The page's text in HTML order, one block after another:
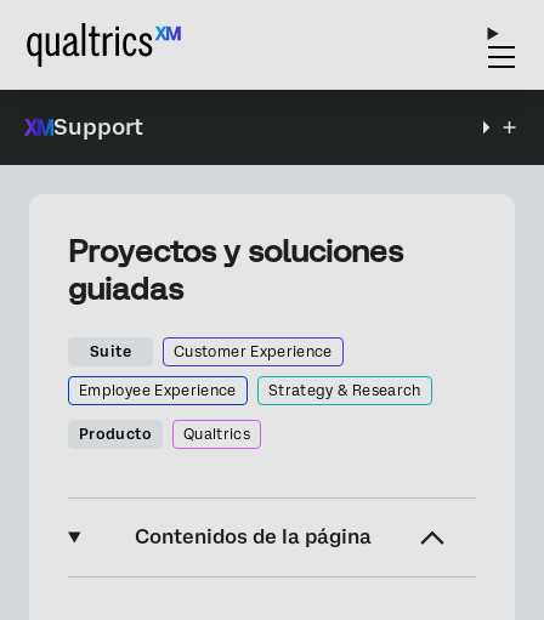
Support
Proyectos y soluciones
guiadas
Suite Customer Experience
Employee Experience Strategy & Research
Producto Qualtrics
Contenidos de la página